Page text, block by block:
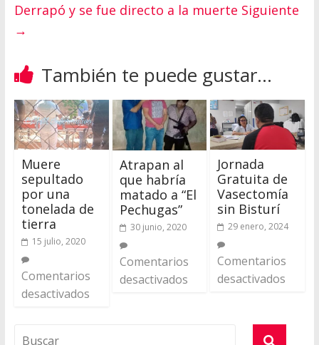
Derrapó y se fue directo a la muerte Siguiente
→
También te puede gustar...
Muere
sepultado
por una
tonelada de
tierra
15 julio, 2020
Comentarios
desactivados
Atrapan al
que habría
matado a “El
Pechugas”
30 junio, 2020
Comentarios
desactivados
Jornada
Gratuita de
Vasectomía
sin Bisturí
29 enero, 2024
Comentarios
desactivados